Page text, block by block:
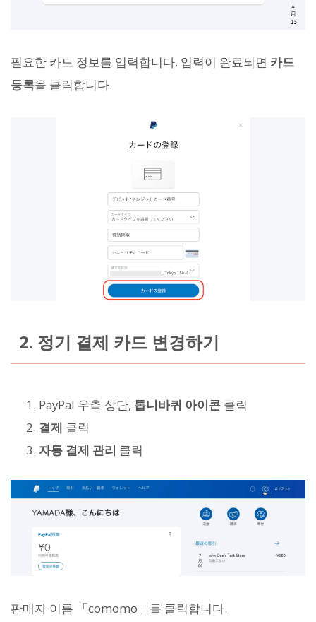
필요한 카드 정보를 입력합니다. 입력이 완료되면 카드
등록을 클릭합니다.
2. 정기 결제 카드 변경하기
PayPal 우측 상단, 톱니바퀴 아이콘 클릭
결제 클릭
자동 결제 관리 클릭
판매자 이름 「comomo」를 클릭합니다.